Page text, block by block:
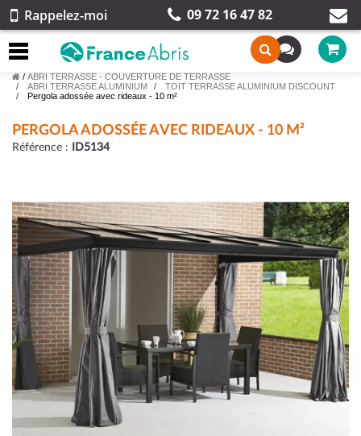
Rappelez-moi 09 72 16 47 82
/ ABRI TERRASSE - COUVERTURE DE TERRASSE
ABRI TERRASSE ALUMINIUM
TOIT TERRASSE ALUMINIUM DISCOUNT
Pergola adossée avec rideaux - 10 m²
PERGOLA ADOSSÉE AVEC RIDEAUX - 10 M²
Référence : ID5134